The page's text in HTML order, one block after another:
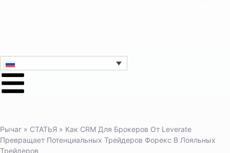
Рычаг » СТАТЬЯ » Как CRM Для Брокеров От Leverate
Превращает Потенциальных Трейдеров Форекс В Лояльных
Трейдеров